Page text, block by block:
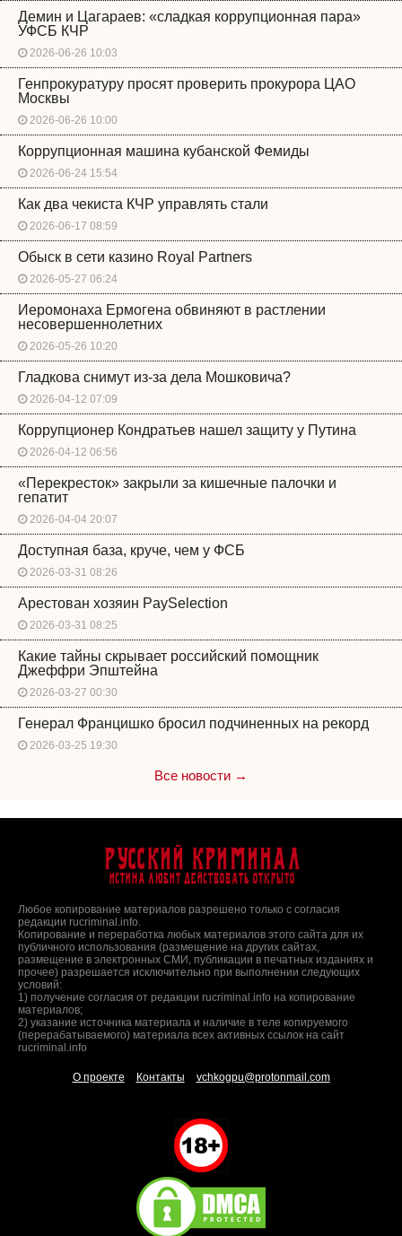
Демин и Цагараев: «сладкая коррупционная пара»
УФСБ КЧР
2026-06-26 10:03
Генпрокуратуру просят проверить прокурора ЦАО
Москвы
2026-06-26 10:00
Коррупционная машина кубанской Фемиды
2026-06-24 15:54
Как два чекиста КЧР управлять стали
2026-06-17 08:59
Обыск в сети казино Royal Partners
2026-05-27 06:24
Иеромонаха Ермогена обвиняют в растлении
несовершеннолетних
2026-05-26 10:20
Гладкова снимут из-за дела Мошковича?
2026-04-12 07:09
Коррупционер Кондратьев нашел защиту у Путина
2026-04-12 06:56
«Перекресток» закрыли за кишечные палочки и
гепатит
2026-04-04 20:07
Доступная база, круче, чем у ФСБ
2026-03-31 08:26
Арестован хозяин PaySelection
2026-03-31 08:25
Какие тайны скрывает российский помощник
Джеффри Эпштейна
2026-03-27 00:30
Генерал Францишко бросил подчиненных на рекорд
2026-03-25 19:30
Все новости →
Русский Криминал
Истина любит действовать открыто
Любое копирование материалов разрешено только с согласия
редакции rucriminal.info.
Копирование и переработка любых материалов этого сайта для их
публичного использования (размещение на других сайтах,
размещение в электронных СМИ, публикации в печатных изданиях и
прочее) разрешается исключительно при выполнении следующих
условий:
1) получение согласия от редакции rucriminal.info на копирование
материалов;
2) указание источника материала и наличие в теле копируемого
(перерабатываемого) материала всех активных ссылок на сайт
rucriminal.info
О проекте Контакты vchkogpu@protonmail.com